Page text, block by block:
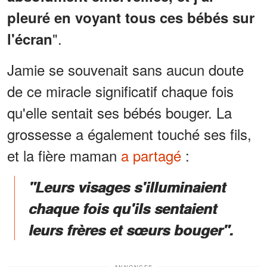
pleuré en voyant tous ces bébés sur
l'écran".
Jamie se souvenait sans aucun doute
de ce miracle significatif chaque fois
qu'elle sentait ses bébés bouger. La
grossesse a également touché ses fils,
et la fière maman a partagé :
"Leurs visages s'illuminaient
chaque fois qu'ils sentaient
leurs frères et sœurs bouger".